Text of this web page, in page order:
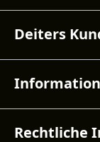
Deiters
Rechtliche